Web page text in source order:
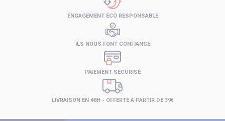
LIVRAISON EN 48H - OFFERTE À PARTIR DE 39€
PAIEMENT SÉCURISÉ
ENGAGEMENT ÉCO RESPONSABLE
ILS NOUS FONT CONFIANCE